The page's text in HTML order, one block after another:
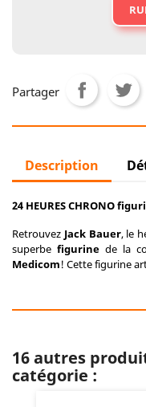
Partager
Description
24 HEURES CHRONO
Retrouvez Jack Bauer, le
superbe figurine de la
Medicom! Cette figurine
16 autres
catégorie :